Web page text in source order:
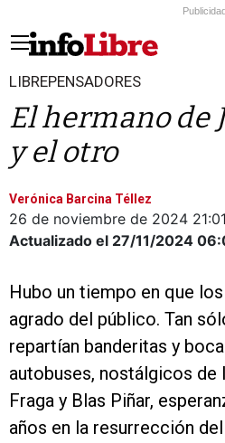
LIBREPENSADORES
El hermano de
y el otro
Verónica Barcina Téllez
26 de noviembre de 2024
Actualizado el 27/11/2024
Hubo un tiempo en que
agrado del público. Tan
repartían banderitas y
autobuses, nostálgicos de
Fraga y Blas Piñar,
años en la resurrección